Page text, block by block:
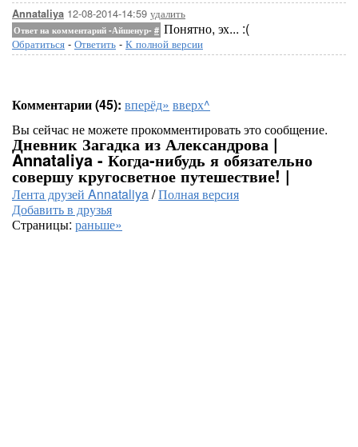
Annataliya 12-08-2014-14:59 удалить
Ответ на комментарий -Айшенур- # Понятно, эх... :(
Обратиться - Ответить - К полной версии
Комментарии (45): вперёд» вверх^
Вы сейчас не можете прокомментировать это сообщение.
Дневник Загадка из Александрова |
Annataliya - Когда-нибудь я обязательно
совершу кругосветное путешествие! |
Лента друзей Annataliya/Полная версия
Добавить в друзья
Страницы: раньше»